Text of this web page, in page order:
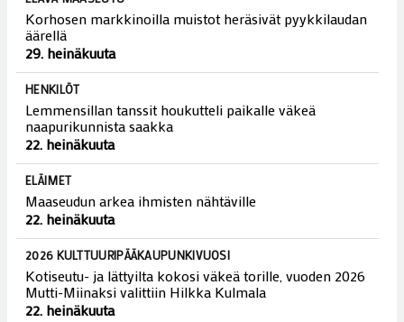
Lähes kuusikymmentä uutta ekaluokkalaista aloittaa
koulunsa Sievissä
5. elokuuta
HYVINVOINTI
Sieviin laaditaan viisaan liikkumisen suunnitelmaa
5. elokuuta
Sievin frisbeegolfradoista on moneksi
5. elokuuta
Saabit valtasivat Sievin – kesäpäiville saapui harrastajia
ympäri Suomen
5. elokuuta